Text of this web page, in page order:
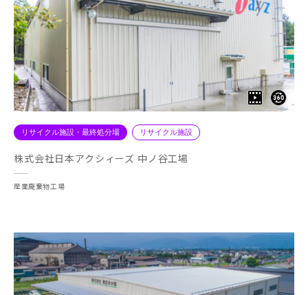
リサイクル施設・最終処分場 リサイクル施設
株式会社日本アクシィーズ 中ノ谷工場
産業廃棄物工場